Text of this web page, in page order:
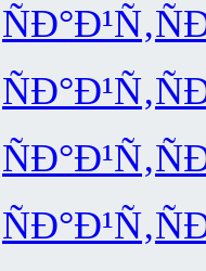
ÑÐ°Ð¹Ñ‚
ÑÐ°Ð¹Ñ‚
ÑÐ°Ð¹Ñ‚
ÑÐ°Ð¹Ñ‚